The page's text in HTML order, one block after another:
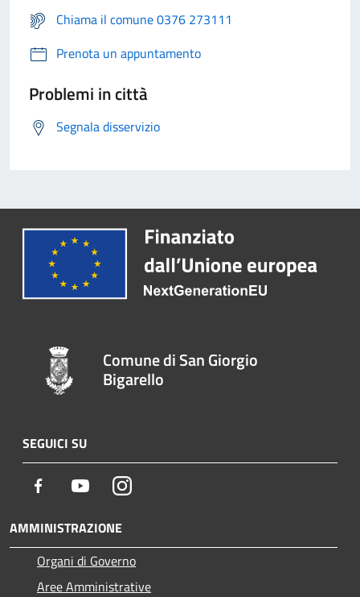
Chiama il comune 0376 273111
Prenota un appuntamento
Problemi in città
Segnala disservizio
Comune di San Giorgio
Bigarello
SEGUICI SU
Facebook YoutubeInstagram
AMMINISTRAZIONE
Organi di Governo
Aree Amministrative